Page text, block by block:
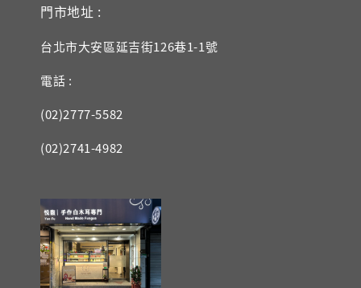
門市地址 :
台北市大安區延吉街126巷1-1號
電話 :
(02)2777-5582
(02)2741-4982